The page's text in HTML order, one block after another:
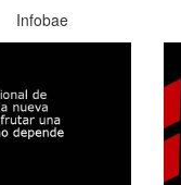
Infobae